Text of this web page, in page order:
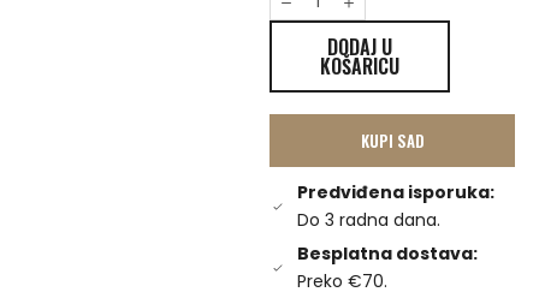
DODAJ U
KOŠARICU
KUPI SAD
Predviđena isporuka:
Do 3 radna dana.
Besplatna dostava:
Preko €70.